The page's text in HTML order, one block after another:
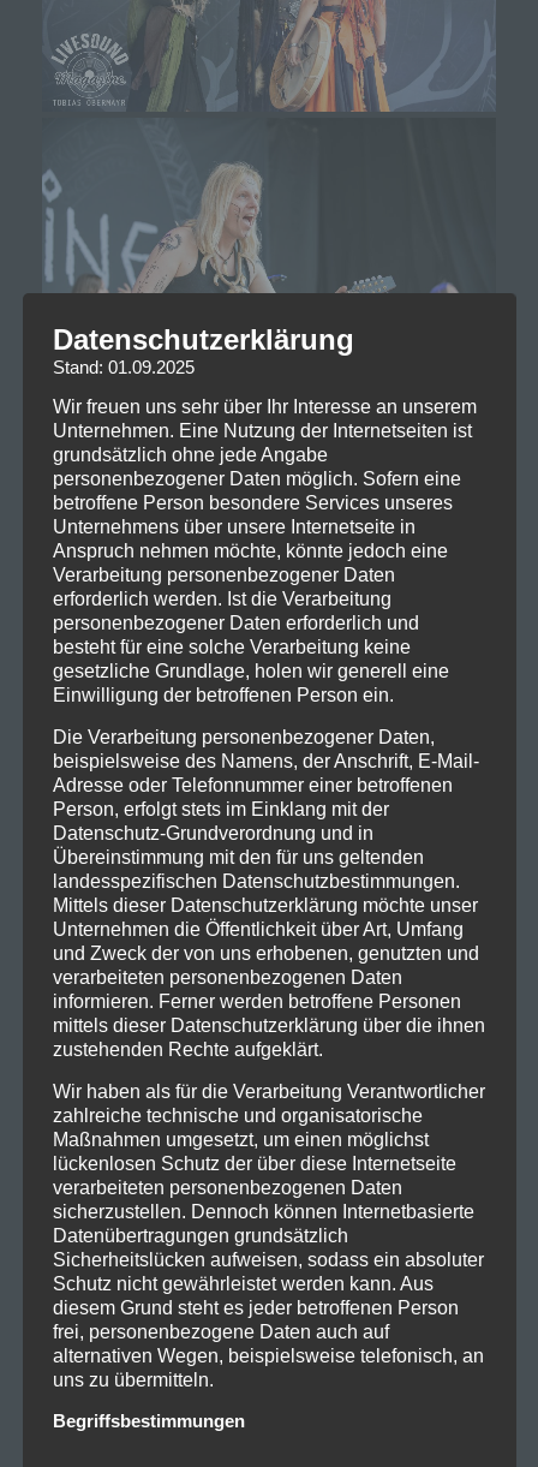
Datenschutzerklärung
Stand: 01.09.2025
Wir freuen uns sehr über Ihr Interesse an unserem
Unternehmen. Eine Nutzung der Internetseiten ist
grundsätzlich ohne jede Angabe
personenbezogener Daten möglich. Sofern eine
betroffene Person besondere Services unseres
Unternehmens über unsere Internetseite in
Anspruch nehmen möchte, könnte jedoch eine
Verarbeitung personenbezogener Daten
erforderlich werden. Ist die Verarbeitung
personenbezogener Daten erforderlich und
besteht für eine solche Verarbeitung keine
gesetzliche Grundlage, holen wir generell eine
Einwilligung der betroffenen Person ein.
Die Verarbeitung personenbezogener Daten,
beispielsweise des Namens, der Anschrift, E-Mail-
Adresse oder Telefonnummer einer betroffenen
Person, erfolgt stets im Einklang mit der
Datenschutz-Grundverordnung und in
Übereinstimmung mit den für uns geltenden
landesspezifischen Datenschutzbestimmungen.
Mittels dieser Datenschutzerklärung möchte unser
Unternehmen die Öffentlichkeit über Art, Umfang
und Zweck der von uns erhobenen, genutzten und
verarbeiteten personenbezogenen Daten
informieren. Ferner werden betroffene Personen
mittels dieser Datenschutzerklärung über die ihnen
zustehenden Rechte aufgeklärt.
Wir haben als für die Verarbeitung Verantwortlicher
zahlreiche technische und organisatorische
Maßnahmen umgesetzt, um einen möglichst
lückenlosen Schutz der über diese Internetseite
verarbeiteten personenbezogenen Daten
sicherzustellen. Dennoch können Internetbasierte
Datenübertragungen grundsätzlich
Sicherheitslücken aufweisen, sodass ein absoluter
Schutz nicht gewährleistet werden kann. Aus
diesem Grund steht es jeder betroffenen Person
frei, personenbezogene Daten auch auf
alternativen Wegen, beispielsweise telefonisch, an
uns zu übermitteln.
Begriffsbestimmungen